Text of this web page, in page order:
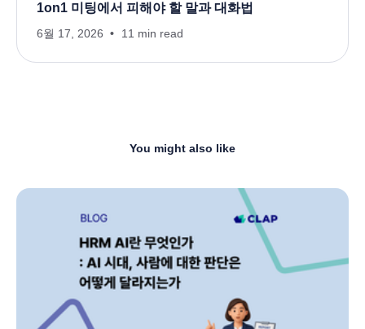
1on1 미팅에서 피해야 할 말과 대화법
6월 17, 2026 11 min read
You might also like